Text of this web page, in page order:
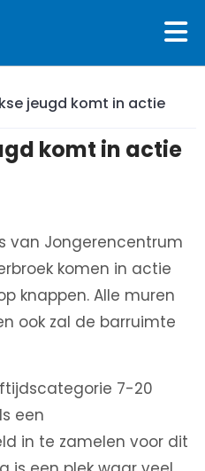
jeugd komt in actie
komt in actie
van Jongerencentrum
komen in actie
knappen. Alle muren
ook zal de barruimte
7-20
een
in te zamelen voor dit